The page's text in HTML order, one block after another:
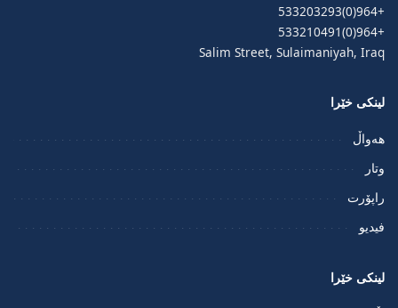
+964(0)533203293
+964(0)533210491
Salim Street, Sulaimaniyah, Iraq
لینکی خێرا
هەواڵ
وتار
راپۆرت
فيديو
لینکی خێرا